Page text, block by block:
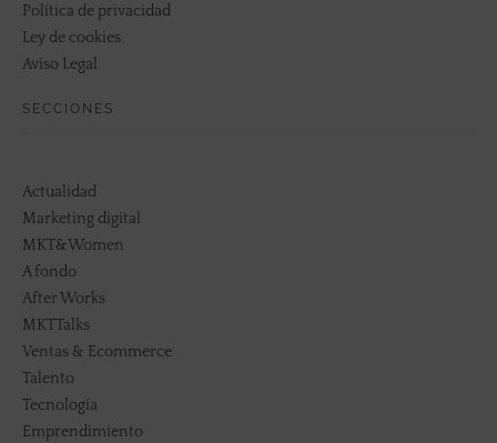
Política de privacidad
Ley de cookies
Aviso Legal
SECCIONES
Actualidad
Marketing digital
MKT&Women
A fondo
After Works
MKTTalks
Ventas & Ecommerce
Talento
Tecnología
Emprendimiento